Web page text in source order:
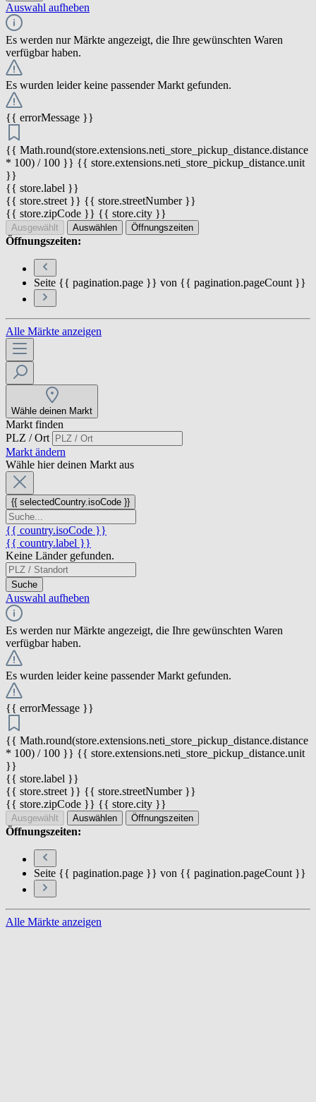
Auswahl aufheben
Es werden nur Märkte angezeigt, die Ihre gewünschten Waren
verfügbar haben.
Es wurden leider keine passender Markt gefunden.
{{ errorMessage }}
{{ Math.round(store.extensions.neti_store_pickup_distance.distance
* 100) / 100 }} {{ store.extensions.neti_store_pickup_distance.unit
}}
{{ store.label }}
{{ store.street }} {{ store.streetNumber }}
{{ store.zipCode }} {{ store.city }}
Ausgewählt Auswählen Öffnungszeiten
Öffnungszeiten:
Seite {{ pagination.page }} von {{ pagination.pageCount }}
Alle Märkte anzeigen
Wähle deinen Markt
Markt finden
PLZ / Ort
Markt ändern
Wähle hier deinen Markt aus
{{ selectedCountry.isoCode }}
{{ country.isoCode }}
{{ country.label }}
Keine Länder gefunden.
Suche
Auswahl aufheben
Es werden nur Märkte angezeigt, die Ihre gewünschten Waren
verfügbar haben.
Es wurden leider keine passender Markt gefunden.
{{ errorMessage }}
{{ Math.round(store.extensions.neti_store_pickup_distance.distance
* 100) / 100 }} {{ store.extensions.neti_store_pickup_distance.unit
}}
{{ store.label }}
{{ store.street }} {{ store.streetNumber }}
{{ store.zipCode }} {{ store.city }}
Ausgewählt Auswählen Öffnungszeiten
Öffnungszeiten:
Seite {{ pagination.page }} von {{ pagination.pageCount }}
Alle Märkte anzeigen